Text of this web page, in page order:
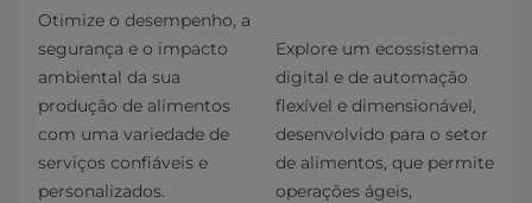
Otimize o desempenho, a
segurança e o impacto
ambiental da sua
produção de alimentos
com uma variedade de
serviços confiáveis e
personalizados.
Explore um ecossistema
digital e de automação
flexível e dimensionável,
desenvolvido para o setor
de alimentos, que permite
operações ágeis,